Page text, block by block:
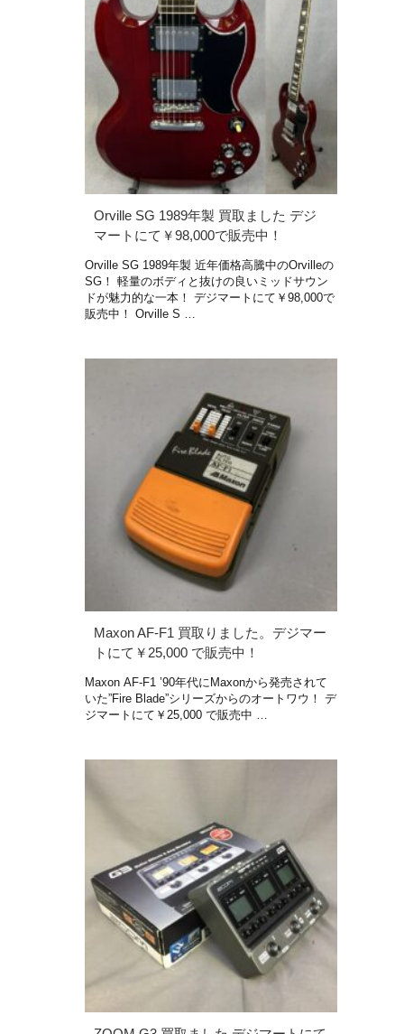
Orville SG 1989年製 買取ました デジ
マートにて￥98,000で販売中！
Orville SG 1989年製 近年価格高騰中のOrvilleの
SG！ 軽量のボディと抜けの良いミッドサウン
ドが魅力的な一本！ デジマートにて￥98,000で
販売中！ Orville S …
Maxon AF-F1 買取りました。デジマー
トにて￥25,000 で販売中！
Maxon AF-F1 ’90年代にMaxonから発売されて
いた”Fire Blade”シリーズからのオートワウ！ デ
ジマートにて￥25,000 で販売中 …